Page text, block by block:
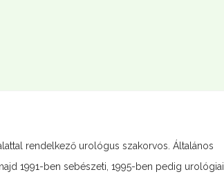
rendelkező urológus szakorvos. Általános
1991-ben sebészeti, 1995-ben pedig urológiai